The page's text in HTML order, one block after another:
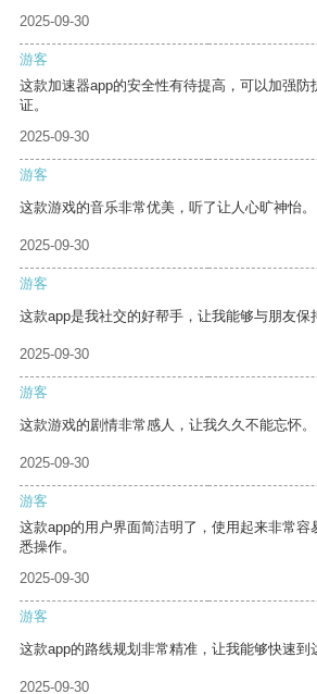
2025-09-30
游客
这款加速器app的安全性有待提高，可以加强防
证。
2025-09-30
游客
这款游戏的音乐非常优美，听了让人心旷神怡。
2025-09-30
游客
这款app是我社交的好帮手，让我能够与朋友保
2025-09-30
游客
这款游戏的剧情非常感人，让我久久不能忘怀。
2025-09-30
游客
这款app的用户界面简洁明了，使用起来非常容
悉操作。
2025-09-30
游客
这款app的路线规划非常精准，让我能够快速到
2025-09-30